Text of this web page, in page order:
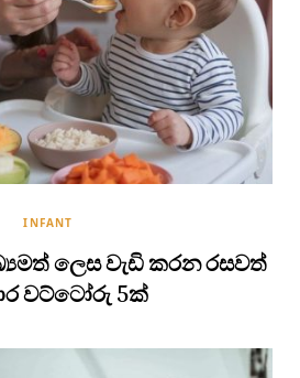
INFANT
ලෙස වැඩි කරන රසවත්
වට්ටෝරු 5ක්